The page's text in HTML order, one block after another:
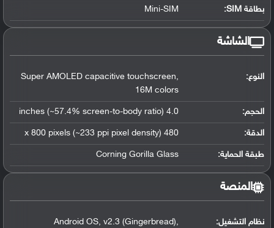
بطاقة SIM: Mini-SIM
الشاشة
النوع:
Super AMOLED capacitive touchscreen,
16M colors
الحجم: 4.0 inches (~57.4% screen-to-body ratio)
الدقة: 480 x 800 pixels (~233 ppi pixel density)
طبقة الحماية: Corning Gorilla Glass
المنصة
نظام التشغيل:
Android OS, v2.3 (Gingerbread),